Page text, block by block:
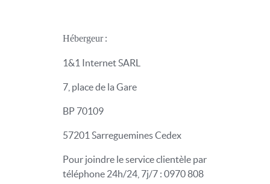
Hébergeur:
1&1 Internet SARL
7, place de la Gare
BP 70109
57201 Sarreguemines Cedex
Pour joindre le service clientèle par
téléphone 24h/24, 7j/7 : 0970 808